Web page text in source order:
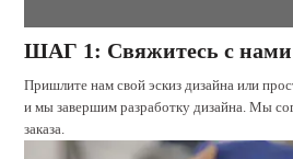
ШАГ 1: Свяжитесь с нами
Пришлите нам свой эскиз дизайна или
и мы завершим разработку дизайна. Мы
заказа.